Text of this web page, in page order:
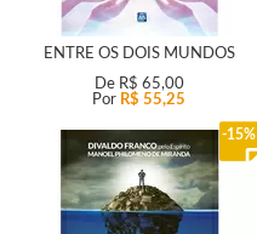
ENTRE OS DOIS MUNDOS
De R$ 65,00
Por R$ 55,25
15%